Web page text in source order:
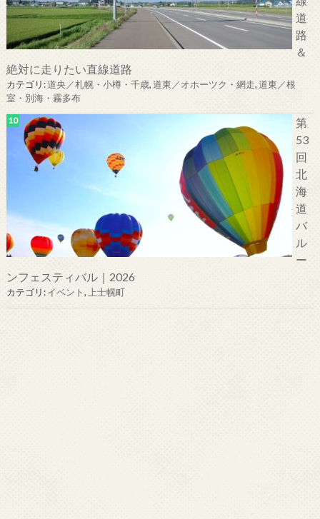
道
路
＆
絶対に走りたい直線道路
カテゴリ:道央／札幌・小樽・千歳,道東／オホーツク・網走,道東／根
室・別海・霧多布
第
53
回
北
海
道
バ
ル
ー
ンフェスティバル｜2026
カテゴリ:イベント, 上士幌町